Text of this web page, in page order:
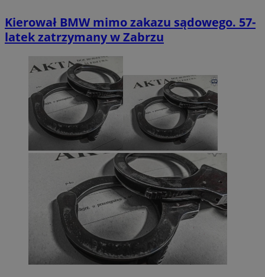
Kierował BMW mimo zakazu sądowego. 57-
latek zatrzymany w Zabrzu